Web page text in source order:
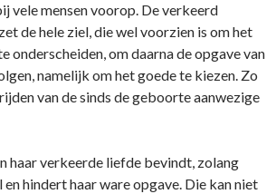
vele mensen voorop. De verkeerd
de hele ziel, die wel voorzien is om het
onderscheiden, om daarna de opgave van
namelijk om het goede te kiezen. Zo
van de sinds de geboorte aanwezige
haar verkeerde liefde bevindt, zolang
en hindert haar ware opgave. Die kan niet